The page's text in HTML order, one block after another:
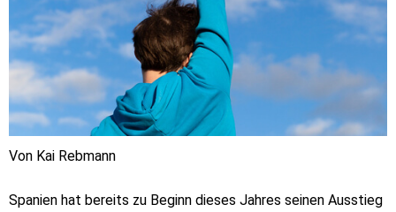
Von Kai Rebmann
Spanien hat bereits zu Beginn dieses Jahres seinen Ausstieg